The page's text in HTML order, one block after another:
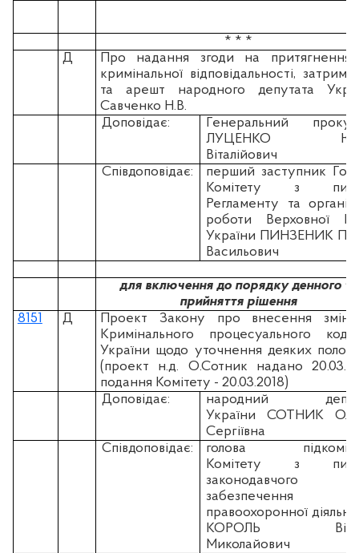
* * *
Д
Про надання згоди на притягнення
кримінальної відповідальності,
та арешт народного депутата
Савченко Н.В.
Доповідає:
Генеральний
ЛУЦЕНКО
Віталійович
Співдоповідає:
перший заступник
Комітету з
Регламенту та
роботи Верховної
України ПИНЗЕНИК
Васильович
для включення до порядку денного та
прийняття рішення
8151
Д
Проект Закону про внесення змін
Кримінального процесуального
України щодо уточнення деяких
(проект н.д. О.Сотник надано
подання Комітету - 20.03.2018)
Доповідає:
народний
України СОТНИК
Сергіївна
Співдоповідає:
голова
Комітету з
законодавчого
забезпечення
правоохоронної
КОРОЛЬ
Миколайович